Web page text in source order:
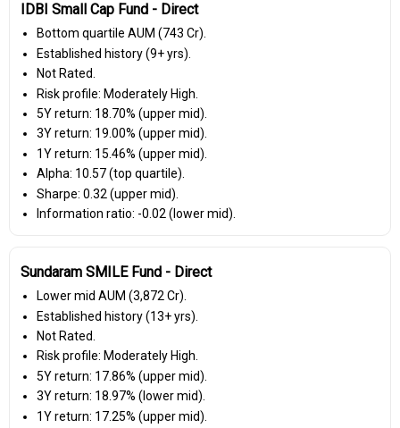
IDBI Small Cap Fund - Direct
Bottom quartile AUM (₹743 Cr).
Established history (9+ yrs).
Not Rated.
Risk profile: Moderately High.
5Y return: 18.70% (upper mid).
3Y return: 19.00% (upper mid).
1Y return: 15.46% (upper mid).
Alpha: 10.57 (top quartile).
Sharpe: 0.32 (upper mid).
Information ratio: -0.02 (lower mid).
Sundaram SMILE Fund - Direct
Lower mid AUM (₹3,872 Cr).
Established history (13+ yrs).
Not Rated.
Risk profile: Moderately High.
5Y return: 17.86% (upper mid).
3Y return: 18.97% (lower mid).
1Y return: 17.25% (upper mid).